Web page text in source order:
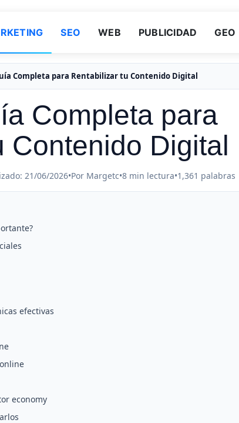
SEO WEB PUBLICIDAD GEO
Completa para Rentabilizar tu Contenido Digital
Completa para
Contenido Digital
21/06/2026•Por Margetc•8 min lectura•1,361 palabras
efectivas
economy